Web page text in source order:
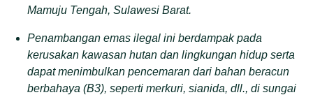
Mamuju Tengah, Sulawesi Barat.
Penambanganemasilegal ini berdampak pada
kerusakan kawasan hutan dan lingkungan hidup serta
dapat menimbulkan pencemaran dari bahan beracun
berbahaya (B3), seperti merkuri, sianida, dll., di sungai